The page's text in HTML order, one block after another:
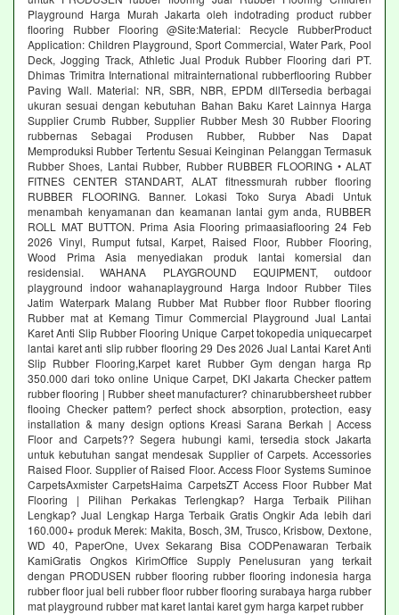
Playground Harga Murah Jakarta oleh indotrading product rubber
flooring Rubber Flooring @Site:Material: Recycle RubberProduct
Application: Children Playground, Sport Commercial, Water Park, Pool
Deck, Jogging Track, Athletic Jual Produk Rubber Flooring dari PT.
Dhimas Trimitra International mitrainternational rubberflooring Rubber
Paving Wall. Material: NR, SBR, NBR, EPDM dllTersedia berbagai
ukuran sesuai dengan kebutuhan Bahan Baku Karet Lainnya Harga
Supplier Crumb Rubber, Supplier Rubber Mesh 30 Rubber Flooring
rubbernas Sebagai Produsen Rubber, Rubber Nas Dapat
Memproduksi Rubber Tertentu Sesuai Keinginan Pelanggan Termasuk
Rubber Shoes, Lantai Rubber, Rubber RUBBER FLOORING • ALAT
FITNES CENTER STANDART, ALAT fitnessmurah rubber flooring
RUBBER FLOORING. Banner. Lokasi Toko Surya Abadi Untuk
menambah kenyamanan dan keamanan lantai gym anda, RUBBER
ROLL MAT BUTTON. Prima Asia Flooring primaasiaflooring 24 Feb
2026 Vinyl, Rumput futsal, Karpet, Raised Floor, Rubber Flooring,
Wood Prima Asia menyediakan produk lantai komersial dan
residensial. WAHANA PLAYGROUND EQUIPMENT, outdoor
playground indoor wahanaplayground Harga Indoor Rubber Tiles
Jatim Waterpark Malang Rubber Mat Rubber floor Rubber flooring
Rubber mat at Kemang Timur Commercial Playground Jual Lantai
Karet Anti Slip Rubber Flooring Unique Carpet tokopedia uniquecarpet
lantai karet anti slip rubber flooring 29 Des 2026 Jual Lantai Karet Anti
Slip Rubber Flooring,Karpet karet Rubber Gym dengan harga Rp
350.000 dari toko online Unique Carpet, DKI Jakarta Checker pattem
rubber flooring | Rubber sheet manufacturer? chinarubbersheet rubber
flooing Checker pattem? perfect shock absorption, protection, easy
installation & many design options Kreasi Sarana Berkah | Access
Floor and Carpets?? Segera hubungi kami, tersedia stock Jakarta
untuk kebutuhan sangat mendesak Supplier of Carpets. Accessories
Raised Floor. Supplier of Raised Floor. Access Floor Systems Suminoe
CarpetsAxmister CarpetsHaima CarpetsZT Access Floor Rubber Mat
Flooring | Pilihan Perkakas Terlengkap? Harga Terbaik Pilihan
Lengkap? Jual Lengkap Harga Terbaik Gratis Ongkir Ada lebih dari
160.000+ produk Merek: Makita, Bosch, 3M, Trusco, Krisbow, Dextone,
WD 40, PaperOne, Uvex Sekarang Bisa CODPenawaran Terbaik
KamiGratis Ongkos KirimOffice Supply Penelusuran yang terkait
dengan PRODUSEN rubber flooring rubber flooring indonesia harga
rubber floor jual beli rubber floor rubber flooring surabaya harga rubber
mat playground rubber mat karet lantai karet gym harga karpet rubber